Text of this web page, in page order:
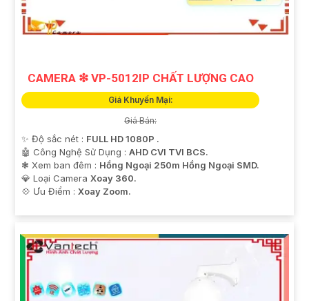
CAMERA ❇ VP-5012IP CHẤT LƯỢNG CAO
Giá Khuyến Mại:
Giá Bán:
✨ Độ sắc nét : FULL HD 1080P .
🤖️ Công Nghệ Sử Dụng : AHD CVI TVI BCS.
❃ Xem ban đêm : Hồng Ngoại 250m Hồng Ngoại SMD.
💎 Loại Camera Xoay 360.
️💠 Ưu Điểm : Xoay Zoom.